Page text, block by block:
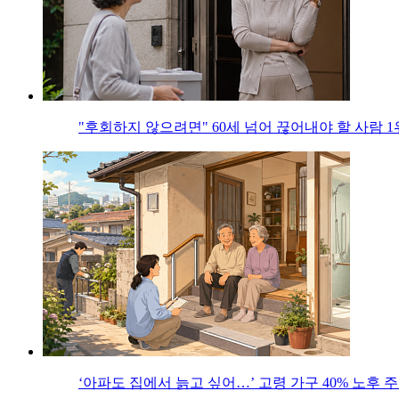
"후회하지 않으려면" 60세 넘어 끊어내야 할 사람 1
‘아파도 집에서 늙고 싶어…’ 고령 가구 40% 노후